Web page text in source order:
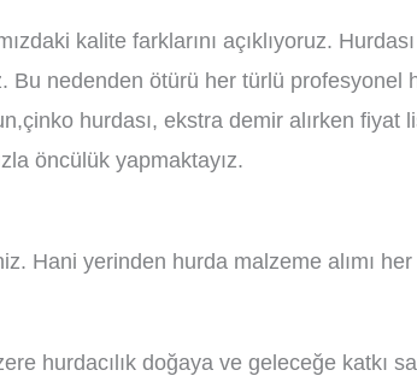
kalite farklarını açıklıyoruz.
nedenden ötürü her türlü profesyonel
hurdası, ekstra demir alırken fiyat
öncülük yapmaktayız.
Hani yerinden hurda malzeme alımı
hurdacılık doğaya ve geleceğe katkı